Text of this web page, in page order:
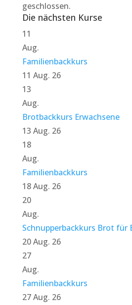
geschlossen.
Die nächsten Kurse
11
Aug.
Familienbackkurs
11 Aug. 26
13
Aug.
Brotbackkurs Erwachsene
13 Aug. 26
18
Aug.
Familienbackkurs
18 Aug. 26
20
Aug.
Schnupperbackkurs Brot für
20 Aug. 26
27
Aug.
Familienbackkurs
27 Aug. 26